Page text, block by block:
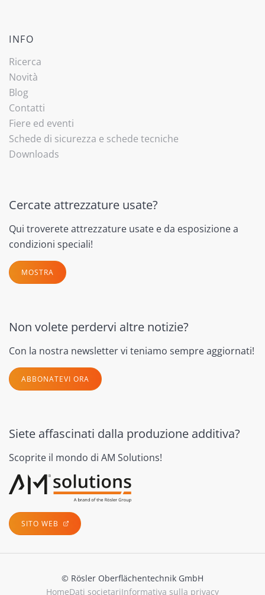
INFO
Ricerca
Novità
Blog
Contatti
Fiere ed eventi
Schede di sicurezza e schede tecniche
Downloads
Cercate attrezzature usate?
Qui troverete attrezzature usate e da esposizione a
condizioni speciali!
MOSTRA
Non volete perdervi altre notizie?
Con la nostra newsletter vi teniamo sempre aggiornati!
ABBONATEVI ORA
Siete affascinati dalla produzione additiva?
Scoprite il mondo di AM Solutions!
SITO WEB
© Rösler Oberflächentechnik GmbH
HomeDati societariInformativa sulla privacy